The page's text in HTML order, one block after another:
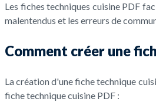
Les fiches techniques cuisine PDF
malentendus et les erreurs de
Comment créer une
La création d'une fiche technique
fiche technique cuisine PDF :